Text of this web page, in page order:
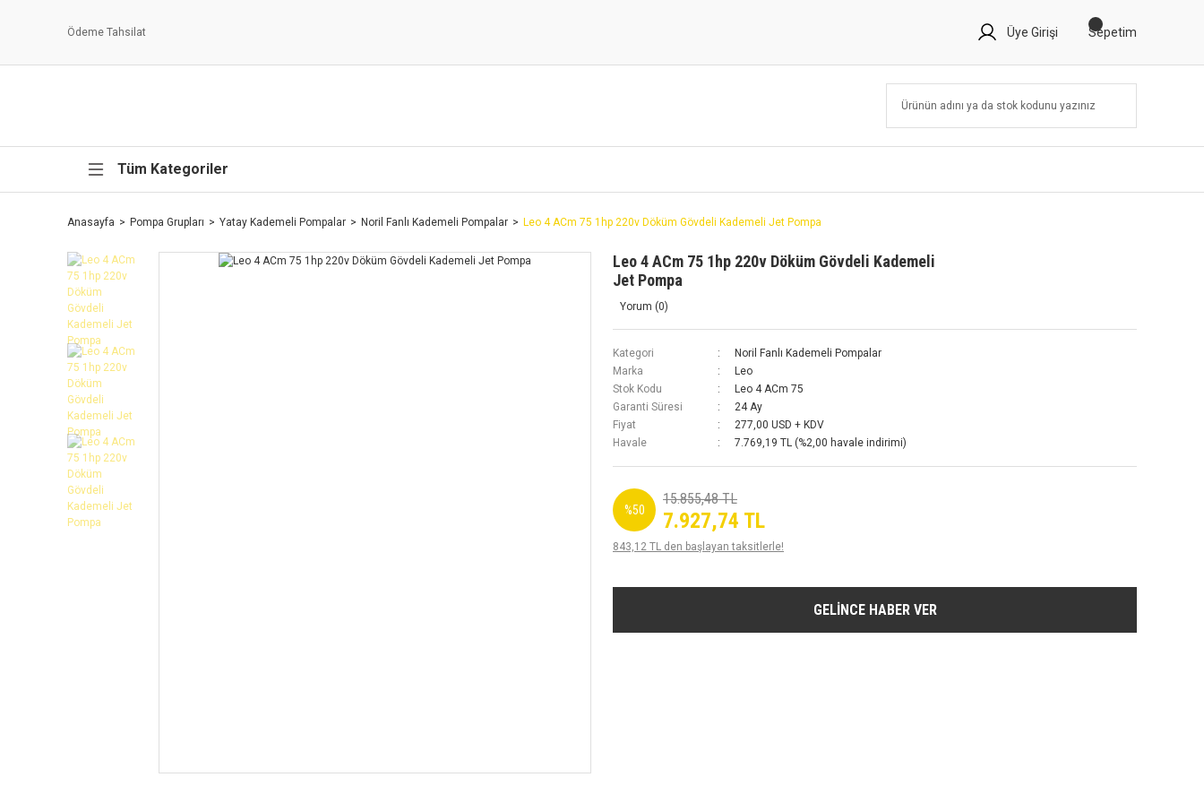
Ödeme Tahsilat Üye Girişi Sepetim
Tüm Kategoriler
Anasayfa Pompa Grupları Yatay Kademeli Pompalar Noril Fanlı Kademeli Pompalar Leo 4 ACm 75 1hp 220v Döküm Gövdeli Kademeli Jet Pompa
Leo 4 ACm 75 1hp 220v Döküm Gövdeli Kademeli
Jet Pompa
Yorum (0)
Kategori
Noril Fanlı Kademeli Pompalar
Marka
Leo
Stok Kodu
Leo 4 ACm 75
Garanti Süresi
24 Ay
Fiyat
277,00 USD + KDV
Havale
7.769,19 TL (%2,00 havale indirimi)
%50
15.855,48 TL
7.927,74 TL
843,12 TL den başlayan taksitlerle!
GELİNCE HABER VER